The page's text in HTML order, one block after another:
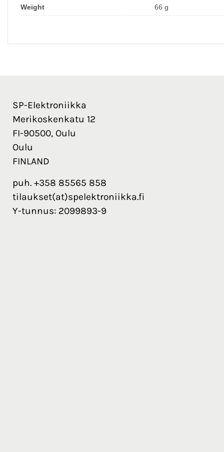
Weight 66 g
SP-Elektroniikka
Merikoskenkatu 12
FI-90500, Oulu
Oulu
FINLAND
puh. +358 85565 858
tilaukset(at)spelektroniikka.fi
Y-tunnus: 2099893-9